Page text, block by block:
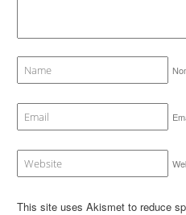
This site uses Akismet to reduce